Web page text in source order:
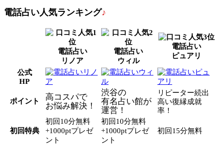
電話占い人気ランキング♪
電話占い
リノア
電話占い
ウィル
電話占い
ピュアリ
公式
HP
ポイント
高コスパで
お悩み解決！
渋谷の
有名占い館が
運営！
リピーター続出
高い復縁成就
率！
初回特典
初回10分無料
+1000ptプレゼ
ント
初回10分無料
+1000ptプレゼ
ント
初回15分無料